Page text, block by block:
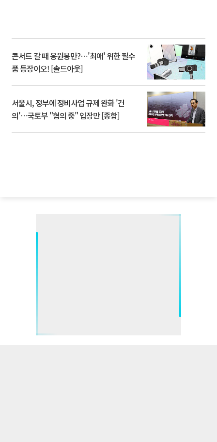
콘서트 갈 때 응원봉만?⋯'최애' 위한 필수
품 등장이오! [솔드아웃]
서울시, 정부에 정비사업 규제 완화 '건
의'⋯국토부 "협의 중" 입장만 [종합]